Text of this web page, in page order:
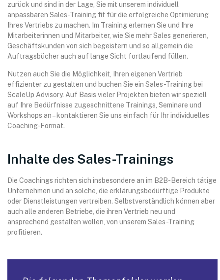
zurück und sind in der Lage, Sie mit unserem individuell
anpassbaren Sales-Training fit für die erfolgreiche Optimierung
Ihres Vertriebs zu machen. Im Training erlernen Sie und Ihre
Mitarbeiterinnen und Mitarbeiter, wie Sie mehr Sales generieren,
Geschäftskunden von sich begeistern und so allgemein die
Auftragsbücher auch auf lange Sicht fortlaufend füllen.
Nutzen auch Sie die Möglichkeit, Ihren eigenen Vertrieb
effizienter zu gestalten und buchen Sie ein Sales-Training bei
ScaleUp Advisory. Auf Basis vieler Projekten bieten wir speziell
auf Ihre Bedürfnisse zugeschnittene Trainings, Seminare und
Workshops an – kontaktieren Sie uns einfach für Ihr individuelles
Coaching-Format.
Inhalte des Sales-Trainings
Die Coachings richten sich insbesondere an im B2B-Bereich tätige
Unternehmen und an solche, die erklärungsbedürftige Produkte
oder Dienstleistungen vertreiben. Selbstverständlich können aber
auch alle anderen Betriebe, die ihren Vertrieb neu und
ansprechend gestalten wollen, von unserem Sales-Training
profitieren.